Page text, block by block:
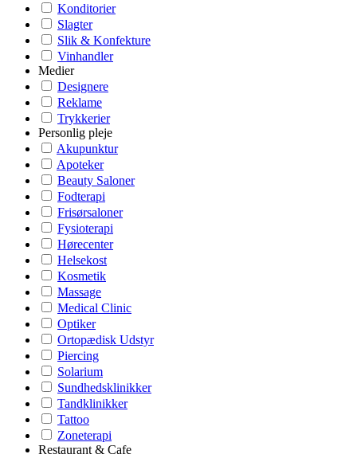
Konditorier
Slagter
Slik & Konfekture
Vinhandler
Medier
Designere
Reklame
Trykkerier
Personlig pleje
Akupunktur
Apoteker
Beauty Saloner
Fodterapi
Frisørsaloner
Fysioterapi
Hørecenter
Helsekost
Kosmetik
Massage
Medical Clinic
Optiker
Ortopædisk Udstyr
Piercing
Solarium
Sundhedsklinikker
Tandklinikker
Tattoo
Zoneterapi
Restaurant & Cafe